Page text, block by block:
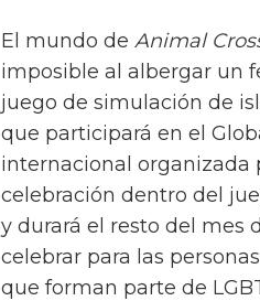
El mundo de Animal
imposible al albergar un
juego de simulación de
que participará en el
internacional organizada
celebración dentro del
y durará el resto del mes
celebrar para las
que forman parte de